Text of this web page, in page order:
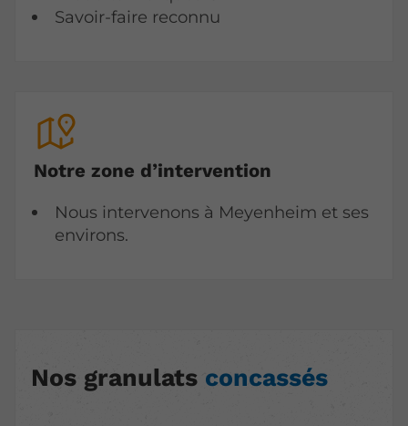
Savoir-faire reconnu
Notre zone d’intervention
Nous intervenons à Meyenheim et ses
environs.
Nos granulats concassés